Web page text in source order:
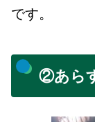
です。
②あら